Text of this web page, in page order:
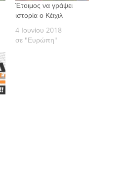
Έτοιμος να γράψει
ιστορία ο Κέιχιλ
4 Ιουνίου 2018
σε "Ευρώπη"